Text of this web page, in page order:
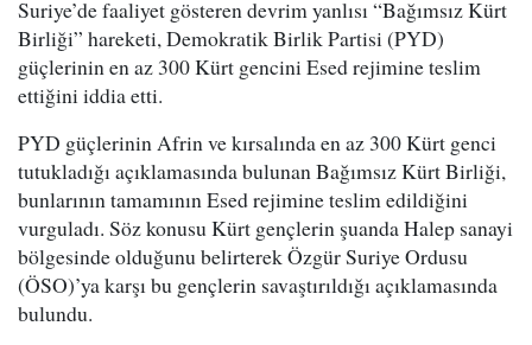
Suriye’de faaliyet gösteren devrim yanlısı “Bağımsız Kürt
Birliği” hareketi, Demokratik Birlik Partisi (PYD)
güçlerinin en az 300 Kürt gencini Esed rejimine teslim
ettiğini iddia etti.
PYD güçlerinin Afrin ve kırsalında en az 300 Kürt genci
tutukladığı açıklamasında bulunan Bağımsız Kürt Birliği,
bunlarının tamamının Esed rejimine teslim edildiğini
vurguladı. Söz konusu Kürt gençlerin şuanda Halep sanayi
bölgesinde olduğunu belirterek Özgür Suriye Ordusu
(ÖSO)’ya karşı bu gençlerin savaştırıldığı açıklamasında
bulundu.